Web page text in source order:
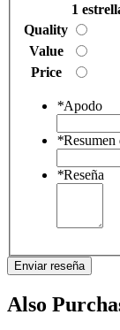
1
Quality
Value
Price
*Apodo
*Resumen
*Reseña
Enviar reseña
Also